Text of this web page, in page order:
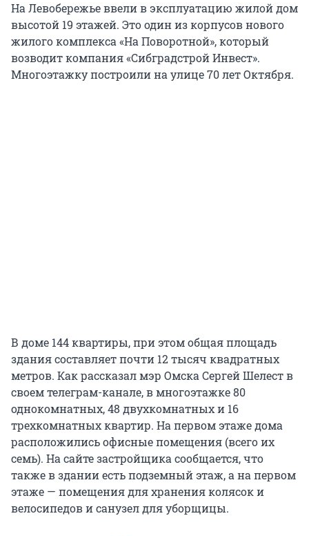
На Левобережье ввели в эксплуатацию жилой дом
высотой 19 этажей. Это один из корпусов нового
жилого комплекса «На Поворотной», который
возводит компания «Сибградстрой Инвест».
Многоэтажку построили на улице 70 лет Октября.
В доме 144 квартиры, при этом общая площадь
здания составляет почти 12 тысяч квадратных
метров. Как рассказал мэр Омска Сергей Шелест в
своем телеграм-канале, в многоэтажке 80
однокомнатных, 48 двухкомнатных и 16
трехкомнатных квартир. На первом этаже дома
расположились офисные помещения (всего их
семь). На сайте застройщика сообщается, что
также в здании есть подземный этаж, а на первом
этаже — помещения для хранения колясок и
велосипедов и санузел для уборщицы.